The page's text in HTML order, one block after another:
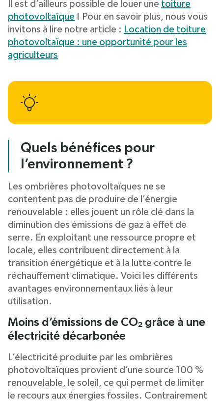
Il est d’ailleurs possible de louer une toiture
photovoltaïque ! Pour en savoir plus, nous vous
invitons à lire notre article : Location de toiture
photovoltaïque : une opportunité pour les
agriculteurs
Quels bénéfices pour
l’environnement ?
Les ombrières photovoltaïques ne se
contentent pas de produire de l’énergie
renouvelable : elles jouent un rôle clé dans la
diminution des émissions de gaz à effet de
serre. En exploitant une ressource propre et
locale, elles contribuent directement à la
transition énergétique et à la lutte contre le
réchauffement climatique. Voici les différents
avantages environnementaux liés à leur
utilisation.
Moins d’émissions de CO₂ grâce à une
électricité décarbonée
L’électricité produite par les ombrières
photovoltaïques provient d’une source 100 %
renouvelable, le soleil, ce qui permet de limiter
le recours aux énergies fossiles. Contrairement